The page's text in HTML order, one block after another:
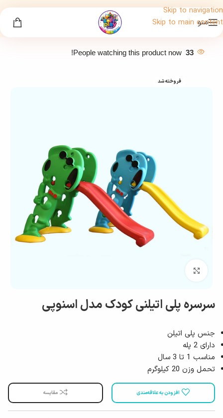
Skip to navigation
Skip to main content
منو
33
People watching this product now!
فروخته شد
سرسره پلی اتیلنی کودک مدل اسنوپی
جنس پلی اتیلن
دارای 2 پله
مناسب 1 تا 3 سال
تحمل وزن 20 کیلوگرم
افزودن به علاقه‌مندی مقایسه